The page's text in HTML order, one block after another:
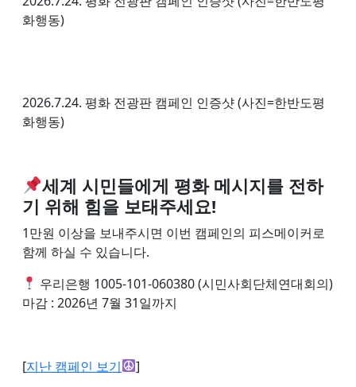
화행동)
2026.7.24. 평화 전광판 캠페인 인증샷 (사진=한반도평
화행동)
세계 시민들에게 평화 메시지를 전하
기 위해 힘을 보태주세요!
1만원 이상을 보내주시면 이번 캠페인의 피스메이커로
함께 하실 수 있습니다.
우리은행 1005-101-060380 (시민사회단체연대회의)
마감 : 2026년 7월 31일까지
[지난 캠페인 보기 ]